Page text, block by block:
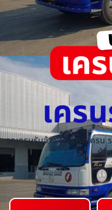
เคร
รถเครนรับจ้าง ให้เช่ารถเคร
ย้า